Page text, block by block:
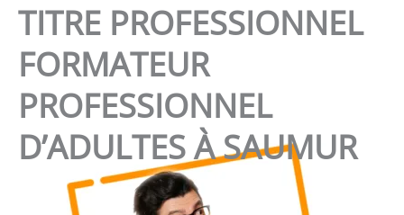
TITRE PROFESSIONNEL
FORMATEUR
PROFESSIONNEL
D’ADULTES À SAUMUR